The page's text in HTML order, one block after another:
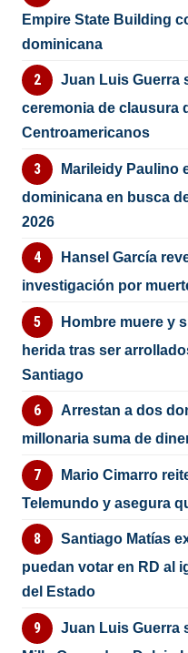
Empire State Building
dominicana
Juan Luis Guerra
ceremonia de clausura
Centroamericanos
Marileidy Paulino
dominicana en busca
2026
Hansel García
investigación por
Hombre muere y
herida tras ser
Santiago
Arrestan a dos
millonaria suma de
Mario Cimarro
Telemundo y asegura
Santiago Matías
puedan votar en RD al
del Estado
Juan Luis Guerra